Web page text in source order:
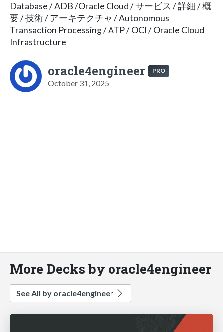
Database / ADB /Oracle Cloud / サービス / 詳細 / 概
要 / 技術 / アーキテクチャ / Autonomous
Transaction Processing / ATP / OCI / Oracle Cloud
Infrastructure
oracle4engineer PRO
October 31, 2025
More Decks by oracle4engineer
See All by oracle4engineer